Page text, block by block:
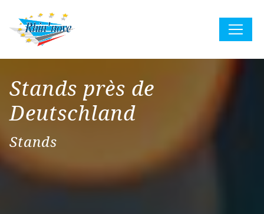
Stands près de
Deutschland
Stands